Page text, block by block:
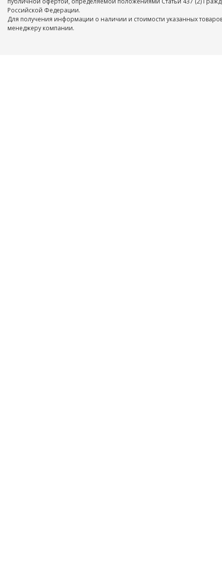
Российской Федерации.
Для получения информации о наличии и стоимости указанных
менеджеру компании.